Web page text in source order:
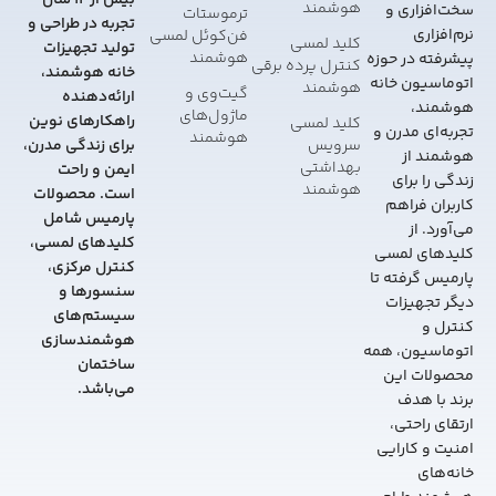
سخت‌افزاری و
نرم‌افزاری
پیشرفته در حوزه
اتوماسیون خانه
هوشمند،
تجربه‌ای مدرن و
هوشمند از
زندگی را برای
کاربران فراهم
می‌آورد. از
کلیدهای لمسی
پارمیس گرفته تا
دیگر تجهیزات
کنترل و
اتوماسیون، همه
محصولات این
برند با هدف
ارتقای راحتی،
امنیت و کارایی
خانه‌های
هوشمند
کلید لمسی
کنترل پرده برقی
هوشمند
کلید لمسی
سرویس
بهداشتی
هوشمند
ترموستات
فن‌کوئل لمسی
هوشمند
گیت‌وی و
ماژول‌های
هوشمند
تجربه در طراحی و
تولید تجهیزات
خانه هوشمند،
ارائه‌دهنده
راهکارهای نوین
برای زندگی مدرن،
ایمن و راحت
است. محصولات
پارمیس شامل
کلیدهای لمسی،
کنترل مرکزی،
سنسورها و
سیستم‌های
هوشمندسازی
ساختمان
می‌باشد.